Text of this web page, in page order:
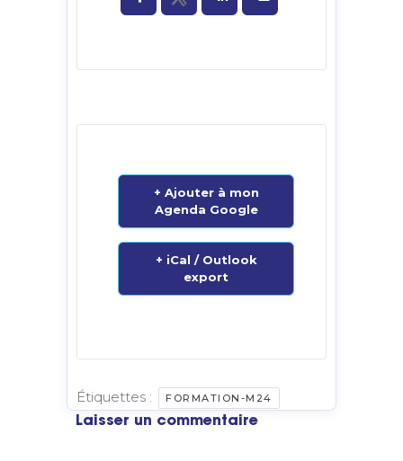
+ Ajouter à mon
Agenda Google
+ iCal / Outlook
export
Étiquettes : FORMATION-M24
Laisser un commentaire